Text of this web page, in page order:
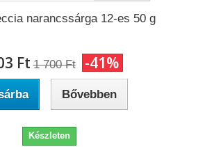
narancssárga 12-es 50 g
Ft‎ 1 700 Ft‎ -41%
Bővebben
Készleten